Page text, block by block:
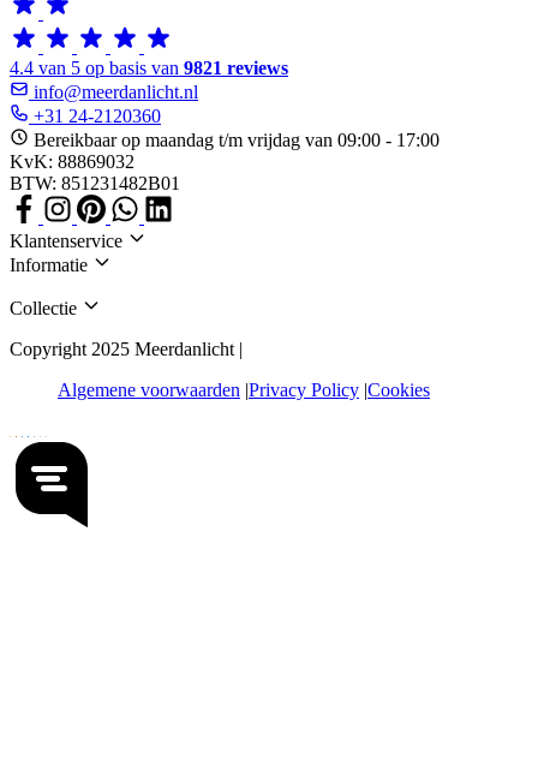
4.4 van 5 op basis van 9821 reviews
info@meerdanlicht.nl
+31 24-2120360
Bereikbaar op maandag t/m vrijdag van 09:00 - 17:00
KvK: 88869032
BTW: 851231482B01
Klantenservice
Informatie
Collectie
Copyright 2025 Meerdanlicht |
Algemene voorwaarden Privacy Policy Cookies